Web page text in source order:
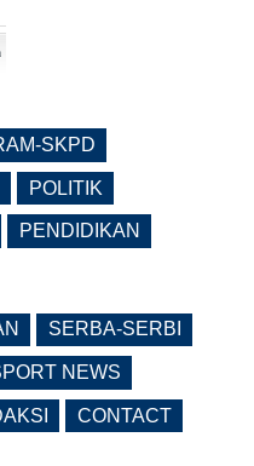
SKPD
POLITIK
PENDIDIKAN
SERBA-SERBI
NEWS
CONTACT